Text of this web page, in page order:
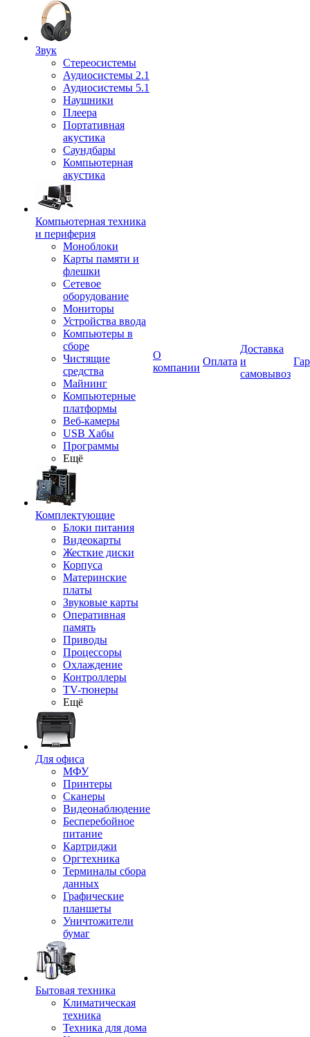
Звук
Стереосистемы
Аудиосистемы 2.1
Аудиосистемы 5.1
Наушники
Плеера
Портативная
акустика
Саундбары
Компьютерная
акустика
Компьютерная техника
и периферия
Моноблоки
Карты памяти и
флешки
Сетевое
оборудование
Мониторы
Устройства ввода
Компьютеры в
сборе
Чистящие
средства
Майнинг
Компьютерные
платформы
Веб-камеры
USB Хабы
Программы
Ещё
Комплектующие
Блоки питания
Видеокарты
Жесткие диски
Корпуса
Материнские
платы
Звуковые карты
Оперативная
память
Приводы
Процессоры
Охлаждение
Контроллеры
TV-тюнеры
Ещё
Для офиса
МФУ
Принтеры
Сканеры
Видеонаблюдение
Бесперебойное
питание
Картриджи
Оргтехника
Терминалы сбора
данных
Графические
планшеты
Уничтожители
бумаг
Бытовая техника
Климатическая
техника
Техника для дома
О
компании
Оплата
Доставка
и
самовывоз